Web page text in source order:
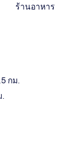
ร้านอาหาร
กม.
.